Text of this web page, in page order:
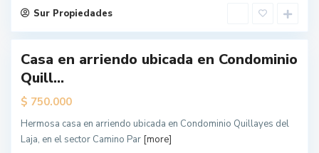
Sur Propiedades
e
Casa en arriendo ubicada en Condominio
Quill...
$ 750.000
Hermosa casa en arriendo ubicada en Condominio Quillayes del
Laja, en el sector Camino Par [more]
L
o
s
n
g